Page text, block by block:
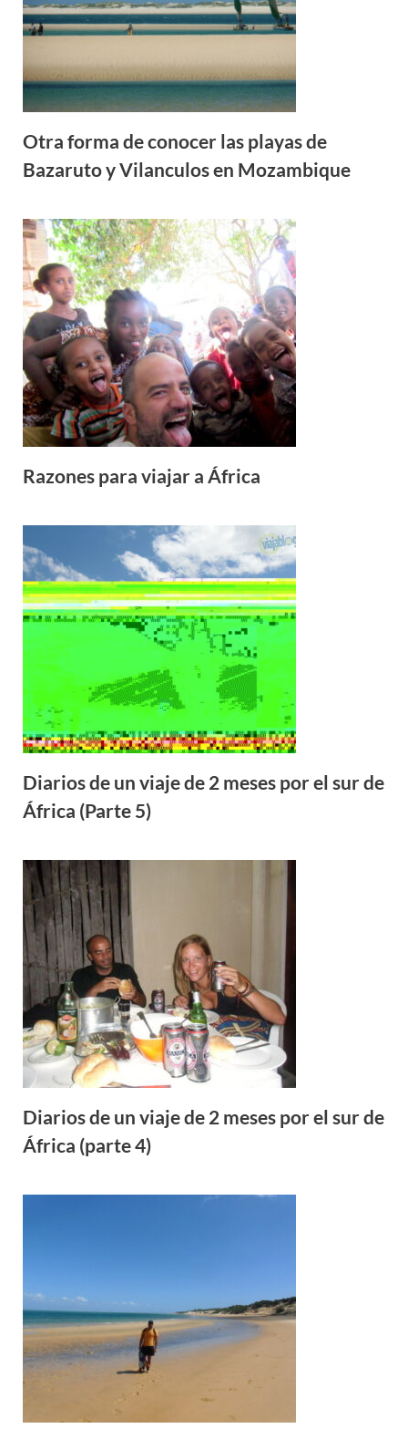
Otra forma de conocer las playas de
Bazaruto y Vilanculos en Mozambique
Razones para viajar a África
Diarios de un viaje de 2 meses por el sur de
África (Parte 5)
Diarios de un viaje de 2 meses por el sur de
África (parte 4)